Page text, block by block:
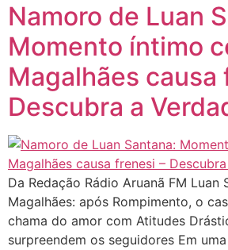
Namoro de Luan
Momento íntimo
Magalhães causa
Descubra a
Da Redação Rádio Aruanã FM Luan
Magalhães: após Rompimento, o
chama do amor com Atitudes
surpreendem os seguidores Em